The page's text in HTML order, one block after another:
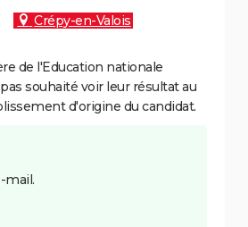
Crépy-en-Valois
de l'Education nationale
souhaité voir leur résultat au
d'origine du candidat.
mail.